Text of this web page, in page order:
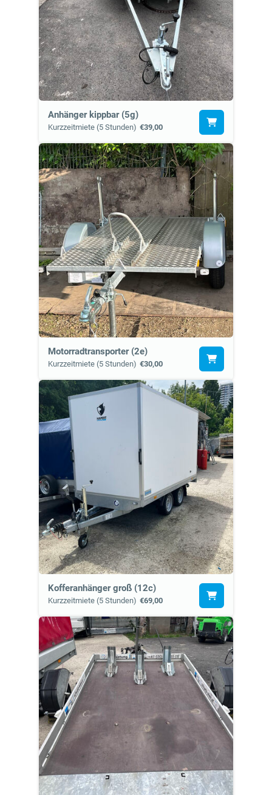
Anhänger kippbar (5g)
Kurzzeitmiete (5 Stunden) €39,00
Motorradtransporter (2e)
Kurzzeitmiete (5 Stunden) €30,00
Kofferanhänger groß (12c)
Kurzzeitmiete (5 Stunden) €69,00